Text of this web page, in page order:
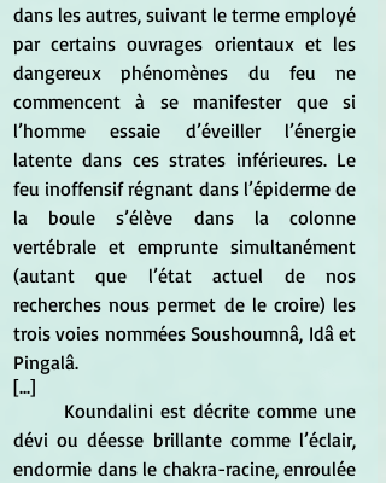
dans les autres, suivant le terme employé
par certains ouvrages orientaux et les
dangereux phénomènes du feu ne
commencent à se manifester que si
l’homme essaie d’éveiller l’énergie
latente dans ces strates inférieures. Le
feu inoffensif régnant dans l’épiderme de
la boule s’élève dans la colonne
vertébrale et emprunte simultanément
(autant que l’état actuel de nos
recherches nous permet de le croire) les
trois voies nommées Soushoumnâ, Idâ et
Pingalâ.
[...]
dévi ou déesse brillante comme l’éclair,
endormie dans le chakra-racine, enroulée